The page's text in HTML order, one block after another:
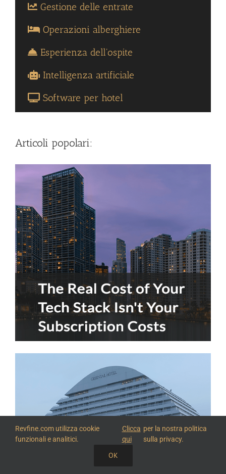
Gestione delle entrate
Operazioni alberghiere
Esperienza dell'ospite
Intelligenza artificiale
Software per hotel
Articoli popolari:
CONDIVIDI QUESTA CONOSCENZA
Revfine.com utilizza cookie
funzionali e analitici.
Clicca
qui
per la nostra politica
sulla privacy.
OK